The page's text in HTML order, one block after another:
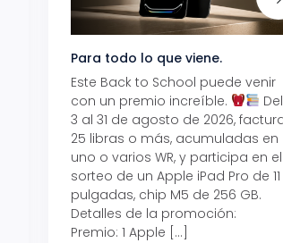
Para todo lo que viene.
Este Back to School puede venir
con un premio increíble.
Del
3 al 31 de agosto de 2026,
25 libras o más, acumuladas en
uno o varios WR, y participa en el
sorteo de un Apple iPad Pro de 11
pulgadas, chip M5 de 256 GB.
Detalles de la promoción:
Premio: 1 Apple […]